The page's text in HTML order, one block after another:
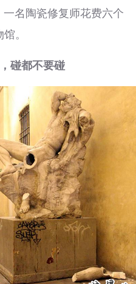
名陶瓷修复师花费六个
。
碰都不要碰